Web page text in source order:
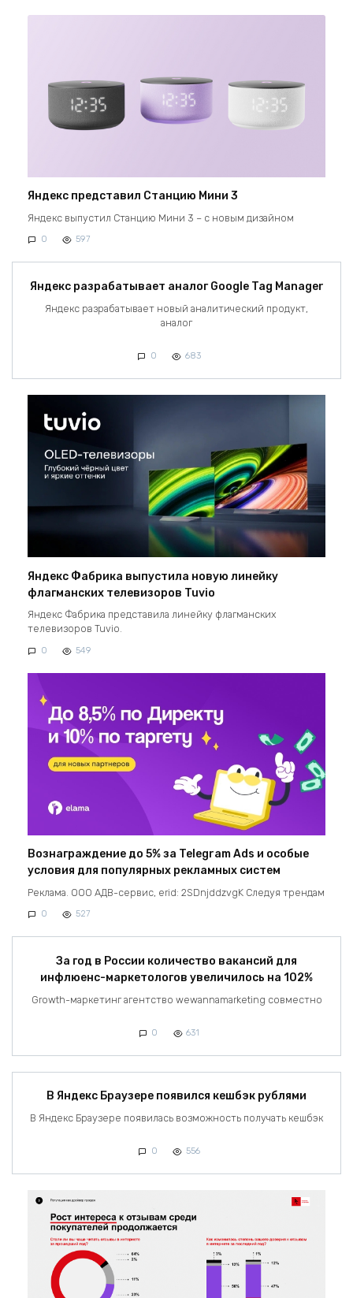
Яндекс представил Станцию Мини 3
Яндекс выпустил Станцию Мини 3 – с новым дизайном
0 597
Яндекс разрабатывает аналог Google Tag Manager
Яндекс разрабатывает новый аналитический продукт,
аналог
0 683
Яндекс Фабрика выпустила новую линейку
флагманских телевизоров Tuvio
Яндекс Фабрика представила линейку флагманских
телевизоров Tuvio.
0 549
Вознаграждение до 5% за Telegram Ads и особые
условия для популярных рекламных систем
Реклама. ООО АДВ-сервис, erid: 2SDnjddzvgK Следуя трендам
0 527
За год в России количество вакансий для
инфлюенс-маркетологов увеличилось на 102%
Growth-маркетинг агентство wewannamarketing совместно
0 631
В Яндекс Браузере появился кешбэк рублями
В Яндекс Браузере появилась возможность получать кешбэк
0 556